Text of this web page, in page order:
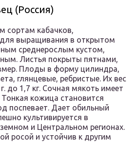
(Россия)
сортам кабачков,
выращивания в открытом
среднерослым кустом,
Листья покрыты пятнами,
Плоды в форму цилиндра,
глянцевые, ребристые. Их вес
до 1,7 кг. Сочная мякоть имеет
кожица становится
поспевает. Дает обильный
культивируется в
и Центральном регионах.
росой и устойчив к другим